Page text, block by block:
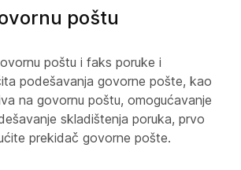
poštu
poštu i faks poruke i
podešavanja govorne pošte, kao
na govornu poštu, omogućavanje
skladištenja poruka, prvo
prekidač govorne pošte.